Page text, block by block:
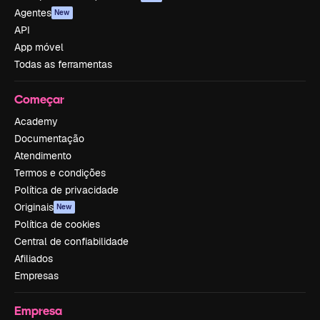
Agentes New
API
App móvel
Todas as ferramentas
Começar
Academy
Documentação
Atendimento
Termos e condições
Política de privacidade
Originais New
Política de cookies
Central de confiabilidade
Afiliados
Empresas
Empresa